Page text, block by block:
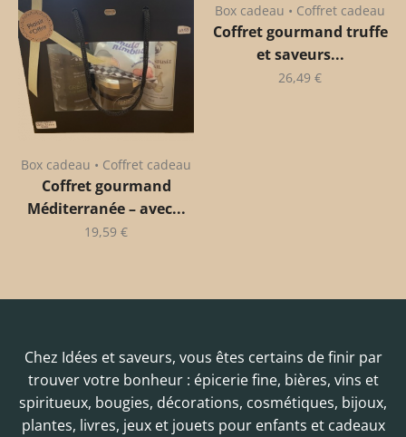
Box cadeau • Coffret cadeau
Coffret gourmand
Méditerranée – avec...
19,59 €
Box cadeau • Coffret cadeau
Coffret gourmand truffe
et saveurs...
26,49 €
Chez Idées et saveurs, vous êtes certains de finir par
trouver votre bonheur : épicerie fine, bières, vins et
spiritueux, bougies, décorations, cosmétiques, bijoux,
plantes, livres, jeux et jouets pour enfants et cadeaux